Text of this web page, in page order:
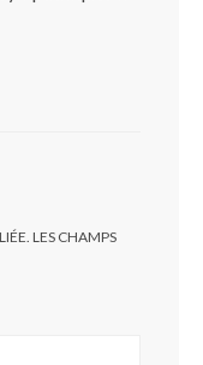
LES CHAMPS